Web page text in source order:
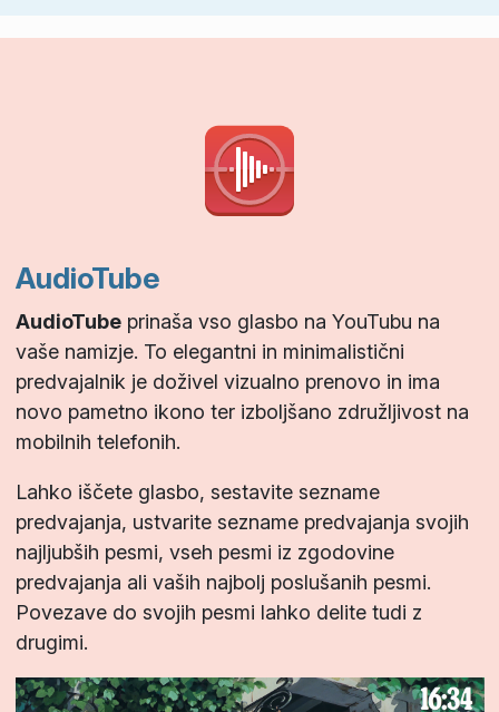
AudioTube
AudioTubeprinaša vso glasbo na YouTubu na
vaše namizje. To elegantni in minimalistični
predvajalnik je doživel vizualno prenovo in ima
novo pametno ikono ter izboljšano združljivost na
mobilnih telefonih.
Lahko iščete glasbo, sestavite sezname
predvajanja, ustvarite sezname predvajanja svojih
najljubših pesmi, vseh pesmi iz zgodovine
predvajanja ali vaših najbolj poslušanih pesmi.
Povezave do svojih pesmi lahko delite tudi z
drugimi.